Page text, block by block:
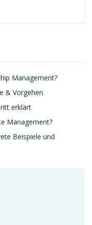
Management?
& Vorgehen
erklärt
Management?
Beispiele und